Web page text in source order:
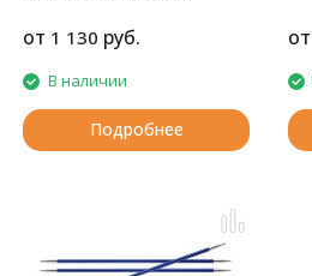
съёмных спиц указывается
вместе с патроном
от 1 130 руб.
В наличии
Подробнее
от